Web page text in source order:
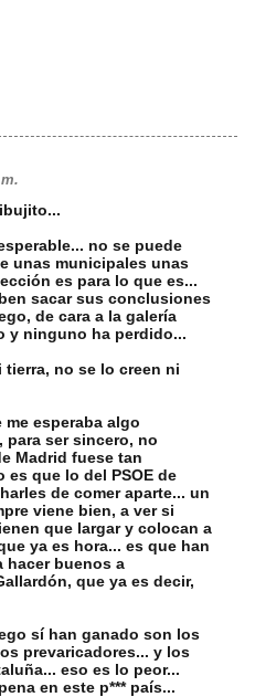
no se puede
unas municipales unas
es para lo que es...
sacar sus conclusiones
de cara a la galería
y ninguno ha perdido...
tierra, no se lo creen ni
me esperaba algo
para ser sincero, no
Madrid fuese tan
es que lo del PSOE de
de comer aparte... un
viene bien, a ver si
que largar y colocan a
ya es hora... es que han
hacer buenos a
que ya es decir,
sí han ganado son los
prevaricadores... y los
eso es lo peor...
en este p*** país...